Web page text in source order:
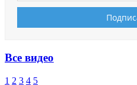
Все видео
1 2 3 4 5